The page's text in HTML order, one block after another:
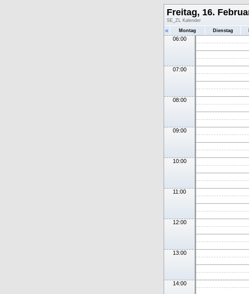
Freitag, 16.
SE_ZL Kalender
« Montag Dienstag
06:00
07:00
08:00
09:00
10:00
11:00
12:00
13:00
14:00